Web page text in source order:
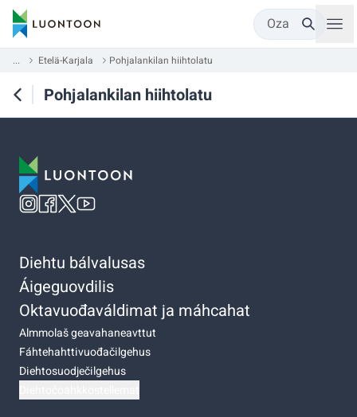
Oza
... Etelä-Karjala Pohjalankilan hiihtolatu
Pohjalankilan hiihtolatu
Diehtu bálvalusas
Áigeguovdilis
Oktavuođaváldimat ja máhcahat
Almmolaš geavahaneavttut
Fáhtehahttivuođačilgehus
Diehtosuodječilgehus